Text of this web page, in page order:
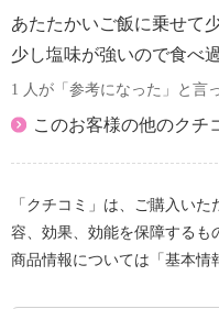
あたたかいご飯に乗せて
少し塩味が強いので食べ
1 人が「参考になった」と言
このお客様の他のクチ
「クチコミ」は、ご購入い
容、効果、効能を保障するも
商品情報については「基本情